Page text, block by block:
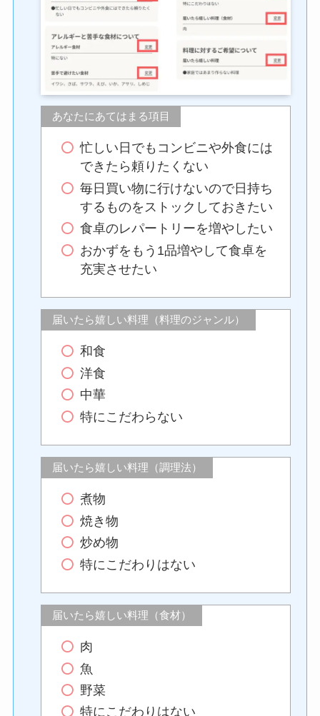
あなたにあてはまる項目
忙しい日でもコンビニや外食には
できたら頼りたくない
毎日買い物に行けないので日持ち
するものをストックしておきたい
食卓のレパートリーを増やしたい
おかずをもう1品増やして食卓を
充実させたい
届いたら嬉しい料理（料理のジャンル）
和食
洋食
中華
特にこだわらない
届いたら嬉しい料理（調理法）
煮物
焼き物
炒め物
特にこだわりはない
届いたら嬉しい料理（食材）
肉
魚
野菜
特にこだわりはない